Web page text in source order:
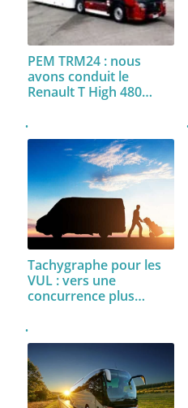
PEM TRM24 : nous
avons conduit le
Renault T High 480…
Tachygraphe pour les
VUL : vers une
concurrence plus…